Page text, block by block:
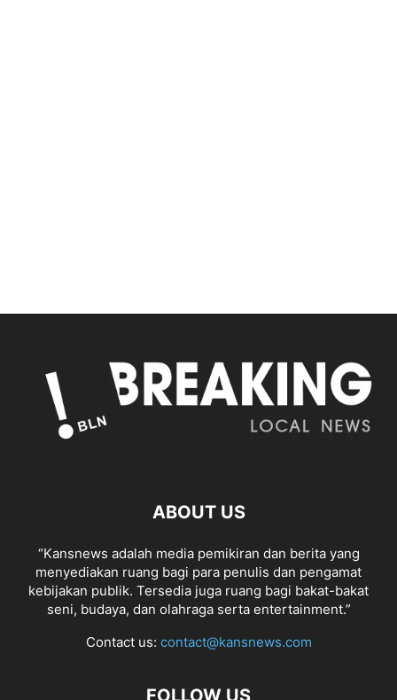
ABOUT US
“Kansnews adalah media pemikiran dan berita yang
menyediakan ruang bagi para penulis dan pengamat
kebijakan publik. Tersedia juga ruang bagi bakat-bakat
seni, budaya, dan olahraga serta entertainment.”
Contact us: contact@kansnews.com
FOLLOW US